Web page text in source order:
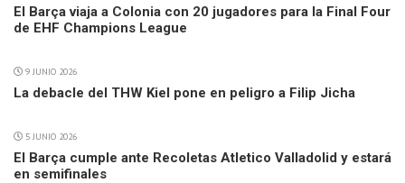
El Barça viaja a Colonia con 20 jugadores para la Final Four
de EHF Champions League
9 JUNIO 2026
La debacle del THW Kiel pone en peligro a Filip Jicha
5 JUNIO 2026
El Barça cumple ante Recoletas Atletico Valladolid y estará
en semifinales